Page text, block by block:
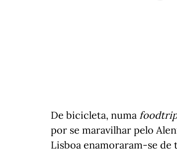
De bicicleta, numa
por se maravilhar pelo
Lisboa enamoraram-se de